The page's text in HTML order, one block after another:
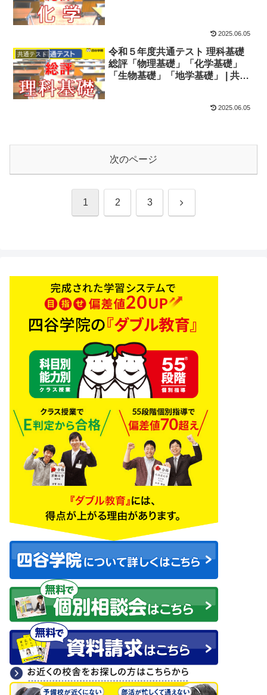
2025.06.05
共通テスト
令和５年度共通テスト 理科基礎
総評「物理基礎」「化学基礎」
「生物基礎」「地学基礎」 | 共通
2025.06.05
次のページ
1 2 3 次